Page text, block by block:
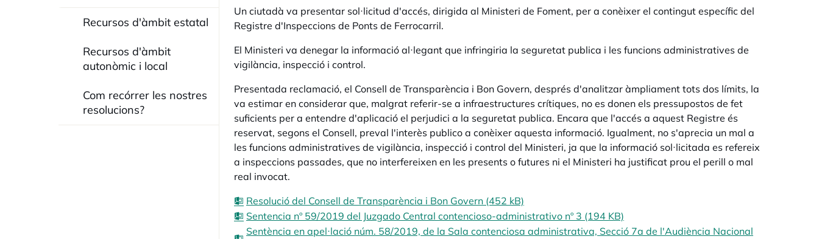
Recursos d'àmbit estatal
Recursos d'àmbit
autonòmic i local
Com recórrer les nostres
resolucions?
Un ciutadà va presentar sol·licitud d'accés, dirigida al Ministeri de Foment, per a conèixer el contingut específic del
Registre d'Inspeccions de Ponts de Ferrocarril.
El Ministeri va denegar la informació al·legant que infringiria la seguretat publica i les funcions administratives de
vigilància, inspecció i control.
Presentada reclamació, el Consell de Transparència i Bon Govern, després d'analitzar àmpliament tots dos límits, la
va estimar en considerar que, malgrat referir-se a infraestructures crítiques, no es donen els pressupostos de fet
suficients per a entendre d'aplicació el perjudici a la seguretat publica. Encara que l'accés a aquest Registre és
reservat, segons el Consell, preval l'interès publico a conèixer aquesta informació. Igualment, no s'aprecia un mal a
les funcions administratives de vigilància, inspecció i control del Ministeri, ja que la informació sol·licitada es refereix
a inspeccions passades, que no interfereixen en les presents o futures ni el Ministeri ha justificat prou el perill o mal
real invocat.
Resolució del Consell de Transparència i Bon Govern (452 kB)
Sentencia nº 59/2019 del Juzgado Central contencioso-administrativo nº 3 (194 KB)
Sentència en apel·lació núm. 58/2019, de la Sala contenciosa administrativa, Secció 7a de l'Audiència Nacional